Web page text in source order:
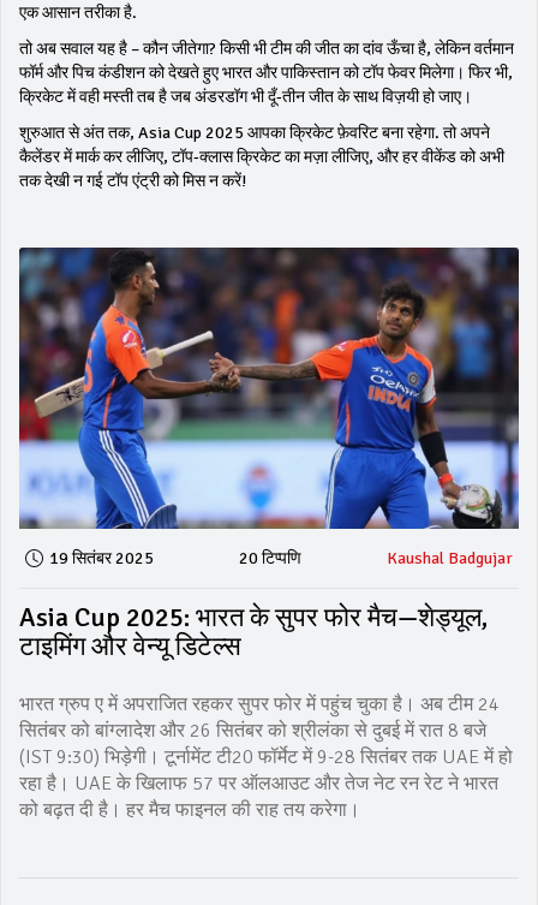
एक आसान तरीका है.
तो अब सवाल यह है – कौन जीतेगा? किसी भी टीम की जीत का दांव ऊँचा है, लेकिन वर्तमान
फॉर्म और पिच कंडीशन को देखते हुए भारत और पाकिस्तान को टॉप फेवर मिलेगा। फिर भी,
क्रिकेट में वही मस्ती तब है जब अंडरडॉग भी दूँ‑तीन जीत के साथ विज़यी हो जाए।
शुरुआत से अंत तक, Asia Cup 2025 आपका क्रिकेट फ़ेवरिट बना रहेगा. तो अपने
कैलेंडर में मार्क कर लीजिए, टॉप‑क्लास क्रिकेट का मज़ा लीजिए, और हर वीकेंड को अभी
तक देखी न गई टॉप एंट्री को मिस न करें!
19 सितंबर 2025 20 टिप्पणि Kaushal Badgujar
Asia Cup 2025: भारत के सुपर फोर मैच—शेड्यूल,
टाइमिंग और वेन्यू डिटेल्स
भारत ग्रुप ए में अपराजित रहकर सुपर फोर में पहुंच चुका है। अब टीम 24
सितंबर को बांग्लादेश और 26 सितंबर को श्रीलंका से दुबई में रात 8 बजे
(IST 9:30) भिड़ेगी। टूर्नामेंट टी20 फॉर्मेट में 9-28 सितंबर तक UAE में हो
रहा है। UAE के खिलाफ 57 पर ऑलआउट और तेज नेट रन रेट ने भारत
को बढ़त दी है। हर मैच फाइनल की राह तय करेगा।